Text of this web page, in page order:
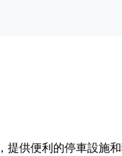
供便利的停車設施